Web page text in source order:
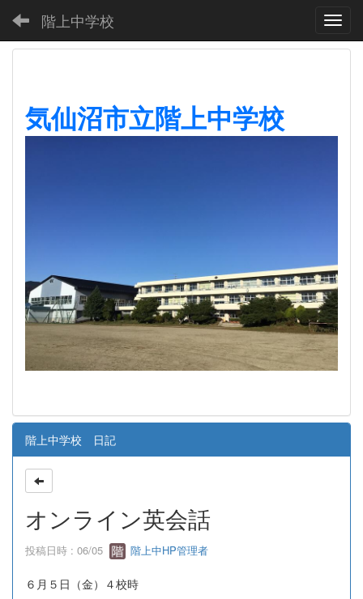
階上中学校
気仙沼市立階上中学校
階上中学校 日記
オンライン英会話
投稿日時 : 06/05 階上中HP管理者
６月５日（金）４校時